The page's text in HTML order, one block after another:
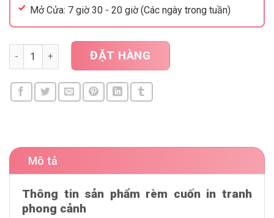
Mở Cửa: 7 giờ 30 - 20 giờ (Các ngày trong tuần)
Số lượng ĐẶT HÀNG
Mô tả
Thông tin sản phẩm rèm cuốn in tranh
phong cảnh